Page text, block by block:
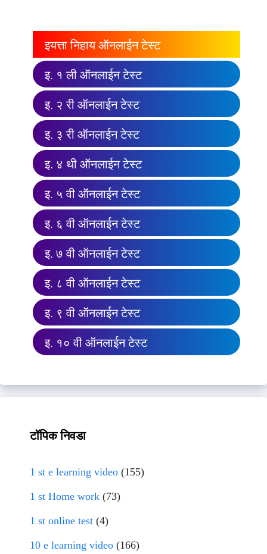
इयत्ता निहाय ऑनलाईन टेस्ट
इ. १ ली ऑनलाईन टेस्ट
इ. २ री ऑनलाईन टेस्ट
इ. ३ री ऑनलाईन टेस्ट
इ. ४ थी ऑनलाईन टेस्ट
इ. ५ वी ऑनलाईन टेस्ट
इ. ६ वी ऑनलाईन टेस्ट
इ. ७ वी ऑनलाईन टेस्ट
इ. ८ वी ऑनलाईन टेस्ट
इ. ९ वी ऑनलाईन टेस्ट
इ. १० वी ऑनलाईन टेस्ट
टॉपिक निवडा
1 st e learning video (155)
1 st Home work (73)
1 st online test (4)
10 e learning video (166)